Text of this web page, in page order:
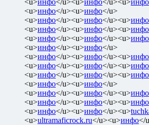
<u>инфо</u><u>инфо</u>
<u>инфо</u><u>инфо</u><u>инфо
<u>инфо</u><u>инфо</u><u>инфо
<u>инфо</u><u>инфо</u><u>инфо
<u>инфо</u><u>инфо</u>
<u>инфо</u><u>инфо</u><u>инфо
<u>инфо</u><u>инфо</u><u>инфо
<u>инфо</u><u>инфо</u><u>инфо
<u>инфо</u><u>инфо</u>
<u>инфо</u><u>инфо</u><u>инфо
<u>инфо</u><u>инфо</u><u>инфо
<u>инфо</u><u>инфо</u><u>
<u>ultramaficrock.ru</u><u>инфо</